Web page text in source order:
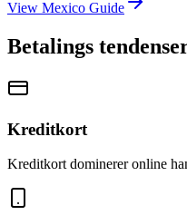
View Mexico Guide
Betalings
Kreditkort
Kreditkort dominerer online